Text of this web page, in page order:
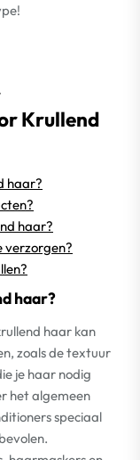
Krullend
haar?
haar?
verzorgen?
haar?
haar kan
zoals de textuur
je haar nodig
het algemeen
speciaal